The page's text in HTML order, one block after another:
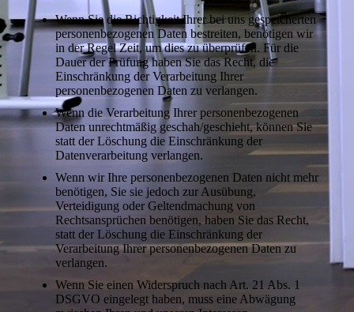
Wenn Sie die Richtigkeit Ihrer bei uns gespeicherten
personenbezogenen Daten bestreiten, benötigen wir
in der Regel Zeit, um dies zu überprüfen. Für die
Dauer der Prüfung haben Sie das Recht, die
Einschränkung der Verarbeitung Ihrer
personenbezogenen Daten zu verlangen.
Wenn die Verarbeitung Ihrer personenbezogenen
Daten unrechtmäßig geschah/geschieht, können Sie
statt der Löschung die Einschränkung der
Datenverarbeitung verlangen.
Wenn wir Ihre personenbezogenen Daten nicht mehr
benötigen, Sie sie jedoch zur Ausübung,
Verteidigung oder Geltendmachung von
Rechtsansprüchen benötigen, haben Sie das Recht,
statt der Löschung die Einschränkung der
Verarbeitung Ihrer personenbezogenen Daten zu
verlangen.
Wenn Sie einen Widerspruch nach Art. 21 Abs. 1
DSGVO eingelegt haben, muss eine Abwägung